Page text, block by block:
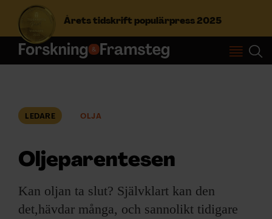
Årets tidskrift populärpress 2025
S
f
r
:
Logga in
NYHETSBREV
LEDARE OLJA
Oljeparentesen
Kan oljan ta slut? Självklart kan den
det,hävdar många, och sannolikt tidigare